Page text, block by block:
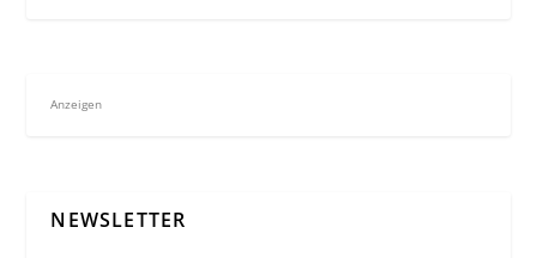
Anzeigen
NEWSLETTER